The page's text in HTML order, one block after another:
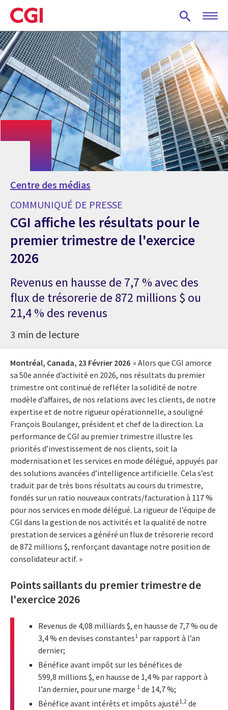
Skip
to
main
content
Centre des médias
COMMUNIQUÉ DE PRESSE
CGI affiche les résultats pour le
premier trimestre de l'exercice
2026
Revenus en hausse de 7,7 % avec des
flux de trésorerie de 872 millions $ ou
21,4 % des revenus
3 min de lecture
Montréal, Canada, 23 Février 2026 « Alors que CGI amorce
sa 50e année d’activité en 2026, nos résultats du premier
trimestre ont continué de refléter la solidité de notre
modèle d’affaires, de nos relations avec les clients, de notre
expertise et de notre rigueur opérationnelle, a souligné
François Boulanger, président et chef de la direction. La
performance de CGI au premier trimestre illustre les
priorités d’investissement de nos clients, soit la
modernisation et les services en mode délégué, appuyés par
des solutions avancées d’intelligence artificielle. Cela s’est
traduit par de très bons résultats au cours du trimestre,
fondés sur un ratio nouveaux contrats/facturation à 117 %
pour nos services en mode délégué. La rigueur de l’équipe de
CGI dans la gestion de nos activités et la qualité de notre
prestation de services a généré un flux de trésorerie record
de 872 millions $, renforçant davantage notre position de
consolidateur actif. »
Points saillants du premier trimestre de
l'exercice 2026
Revenus de 4,08 milliards $, en hausse de 7,7 % ou de
3,4 % en devises constantes1 par rapport à l’an
dernier;
Bénéfice avant impôt sur les bénéfices de
599,8 millions $, en hausse de 1,4 % par rapport à
l’an dernier, pour une marge 1 de 14,7 %;
Bénéfice avant intérêts et impôts ajusté1,2 de